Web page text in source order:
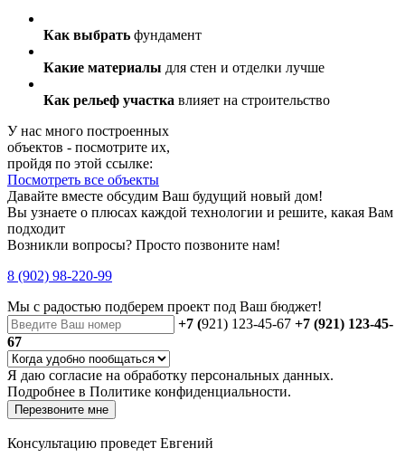
Как выбрать фундамент
Какие материалы для стен и отделки лучше
Как рельеф участка влияет на строительство
У нас много построенных
объектов - посмотрите их,
пройдя по этой ссылке:
Посмотреть все объекты
Давайте вместе обсудим Ваш будущий новый дом!
Вы узнаете о плюсах каждой технологии и решите, какая Вам
подходит
Возникли вопросы? Просто позвоните нам!
8 (902) 98-220-99
Мы с радостью подберем проект под Ваш бюджет!
+7 (921) 123-45-67 +7 (921) 123-45-
67
Я даю согласие на обработку персональных данных.
Подробнее в Политике конфиденциальности.
Перезвоните мне
Консультацию проведет Евгений